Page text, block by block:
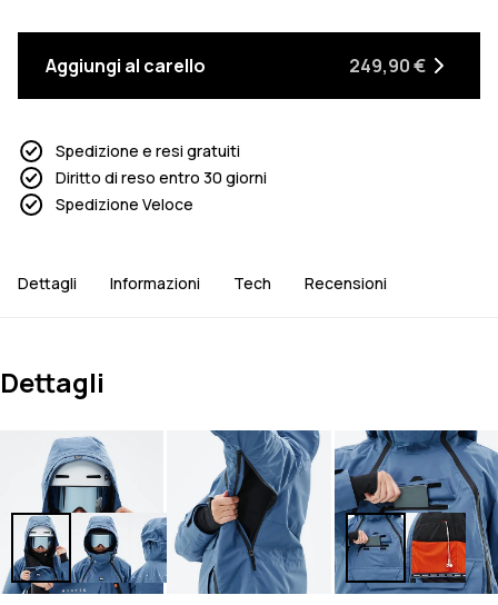
Aggiungi al carello 249,90 €
Spedizione e resi gratuiti
Diritto di reso entro 30 giorni
Spedizione Veloce
Dettagli Informazioni Tech Recensioni
Dettagli